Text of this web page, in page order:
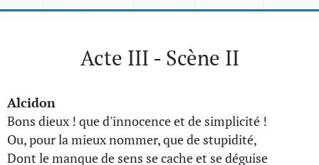
Acte III - Scène II
Alcidon
Bons dieux ! que d'innocence et de simplicité !
Ou, pour la mieux nommer, que de stupidité,
Dont le manque de sens se cache et se déguise